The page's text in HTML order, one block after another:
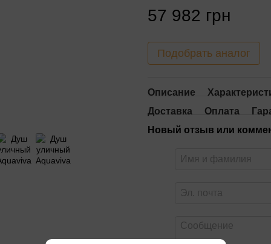
57 982 грн
Подобрать аналог
Описание
Доставка
Оплата
Новый отзыв или